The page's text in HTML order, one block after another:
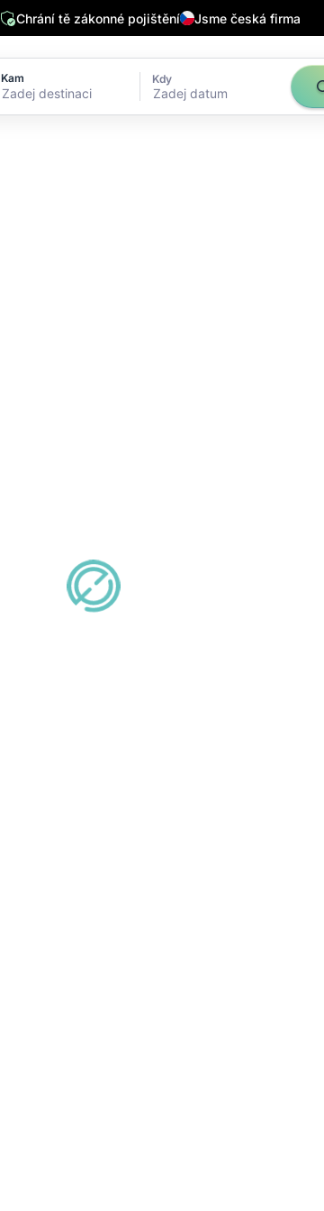
Chrání tě zákonné pojištění Jsme česká firma
Kam Kdy
Zadej datum